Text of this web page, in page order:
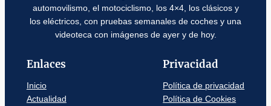
automovilismo, el motociclismo, los 4×4, los clásicos y
los eléctricos, con pruebas semanales de coches y una
videoteca con imágenes de ayer y de hoy.
Enlaces
Inicio
Actualidad
Privacidad
Política de privacidad
Política de Cookies